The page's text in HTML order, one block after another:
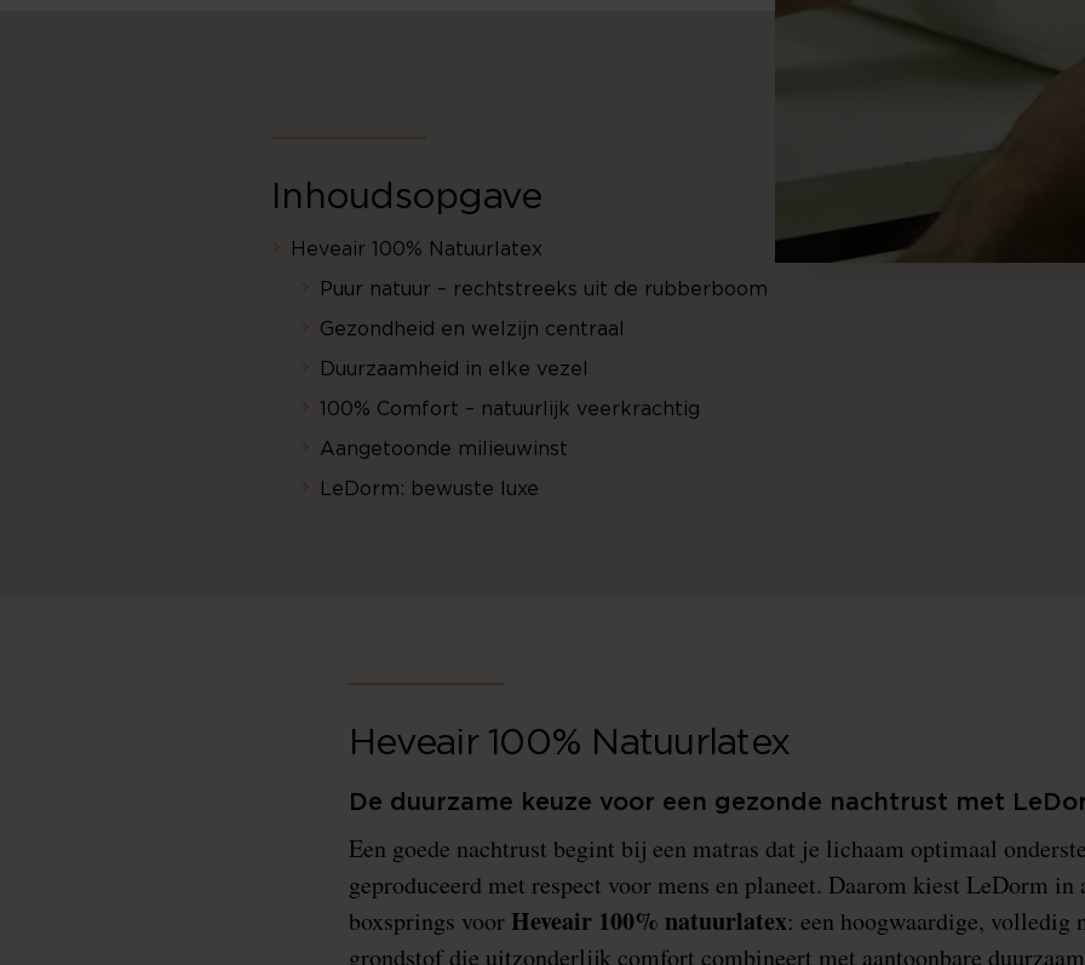
Inhoudsopgave
Heveair 100% Natuurlatex
Puur natuur – rechtstreeks uit de rubberboom
Gezondheid en welzijn centraal
Duurzaamheid in elke vezel
100% Comfort – natuurlijk veerkrachtig
Aangetoonde milieuwinst
LeDorm: bewuste luxe
Heveair 100% Natuurlatex
De duurzame keuze voor een gezonde nachtrust met
Een goede nachtrust begint bij een matras dat je lichaam optimaal
geproduceerd met respect voor mens en planeet. Daarom kiest LeDorm in
boxsprings voor Heveair 100% natuurlatex: een hoogwaardige, volledig
grondstof die uitzonderlijk comfort combineert met aantoonbare